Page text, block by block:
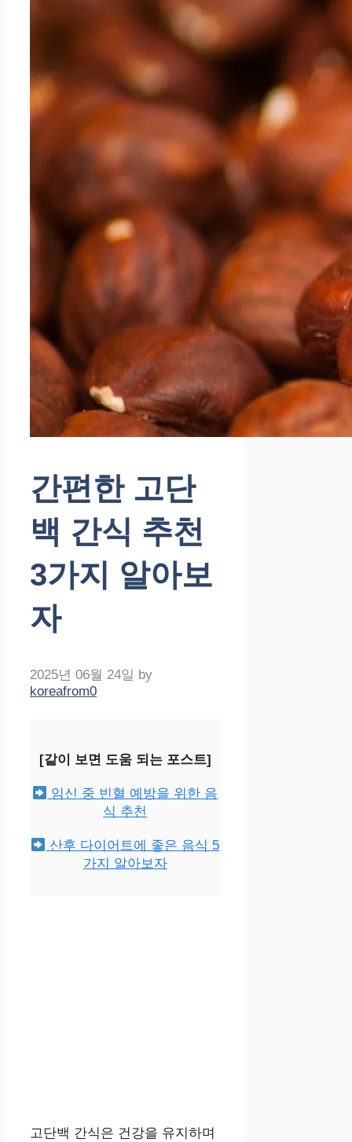
간편한 고단
백 간식 추천
3가지 알아보
자
2025년 06월 24일 by
koreafrom0
[같이 보면 도움 되는 포스트]
임신 중 빈혈 예방을 위한 음
식 추천
산후 다이어트에 좋은 음식 5
가지 알아보자
고단백 간식은 건강을 유지하며